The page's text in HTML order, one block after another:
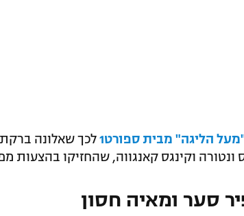
הליגה" מבית ספורט1 לכך שאלונה ברקת
וקינגס קאנגווה, שהחזיקו בהצעות
סער ומאיה חסון